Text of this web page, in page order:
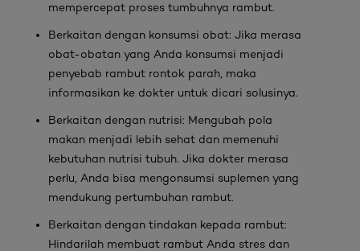
mempercepat proses tumbuhnya rambut.
Berkaitan dengan konsumsi obat: Jika merasa
obat-obatan yang Anda konsumsi menjadi
penyebab rambut rontok parah, maka
informasikan ke dokter untuk dicari solusinya.
Berkaitan dengan nutrisi: Mengubah pola
makan menjadi lebih sehat dan memenuhi
kebutuhan nutrisi tubuh. Jika dokter merasa
perlu, Anda bisa mengonsumsi suplemen yang
mendukung pertumbuhan rambut.
Berkaitan dengan tindakan kepada rambut:
Hindarilah membuat rambut Anda stres dan